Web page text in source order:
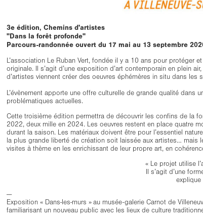
3e édition, Chemins d'artistes
"Dans la forêt profonde"
Parcours-randonnée ouvert du 17 mai au 13 septembre
L’association Le Ruban Vert, fondée il y a 10 ans pour protéger
originale.
Il s’agit d’une exposition d’art contemporain en
d’artistes viennent créer des oeuvres éphémères in situ dans les
L’évènement apporte une offre culturelle de grande qualité
problématiques actuelles.
Cette troisième édition permettra de découvrir les confins de la
2022, deux mille en 2024. Les oeuvres restent en place quatre
durant la saison. Les matériaux doivent être pour l’essentiel
la plus grande liberté de création soit laissée aux artistes… mais
visites à thème en les enrichissant de leur propre art, en
« Le projet utilise
Il s’agit d’une
explique
--
Exposition « Dans-les-murs » au musée-galerie Carnot de
familiarisant un nouveau public avec les lieux de culture